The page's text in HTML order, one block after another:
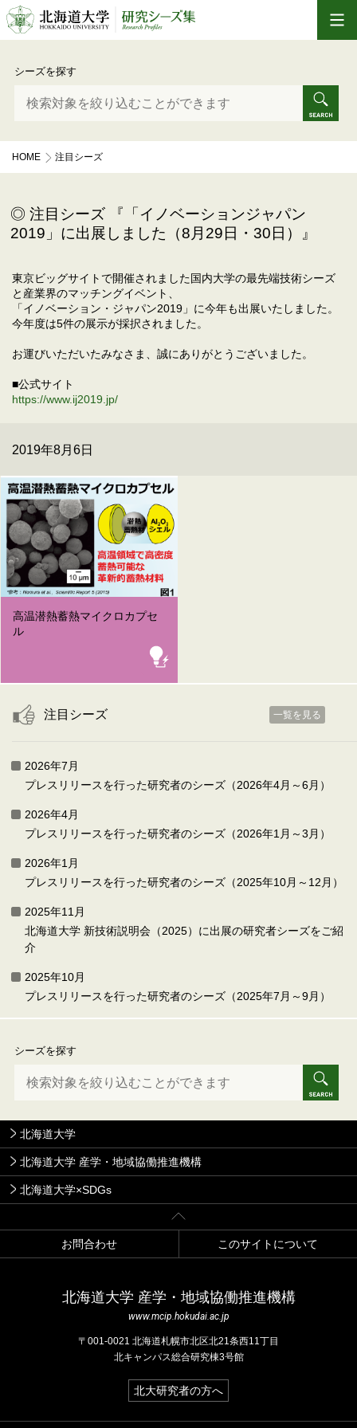
シーズを探す
HOME
注目シーズ
注目シーズ 『「イノベーションジャパン
2019」に出展しました（8月29日・30日）』
東京ビッグサイトで開催されました国内大学の最先端技術シーズ
と産業界のマッチングイベント、
「イノベーション・ジャパン2019」に今年も出展いたしました。
今年度は5件の展示が採択されました。
お運びいただいたみなさま、誠にありがとうございました。
■公式サイト
https://www.ij2019.jp/
2019年8月6日
高温潜熱蓄熱マイクロカプセ
ル
注目シーズ 一覧を見る
2026年7月
プレスリリースを行った研究者のシーズ（2026年4月～6月）
2026年4月
プレスリリースを行った研究者のシーズ（2026年1月～3月）
2026年1月
プレスリリースを行った研究者のシーズ（2025年10月～12月）
2025年11月
北海道大学 新技術説明会（2025）に出展の研究者シーズをご紹
介
2025年10月
プレスリリースを行った研究者のシーズ（2025年7月～9月）
シーズを探す
北海道大学
北海道大学 産学・地域協働推進機構
北海道大学×SDGs
北大研究者の方へ
お問合わせ このサイトについて
北海道⼤学 産学・地域協働推進機構
www.mcip.hokudai.ac.jp
〒001-0021 北海道札幌市北区北21条⻄11丁⽬
北キャンパス総合研究棟3号館